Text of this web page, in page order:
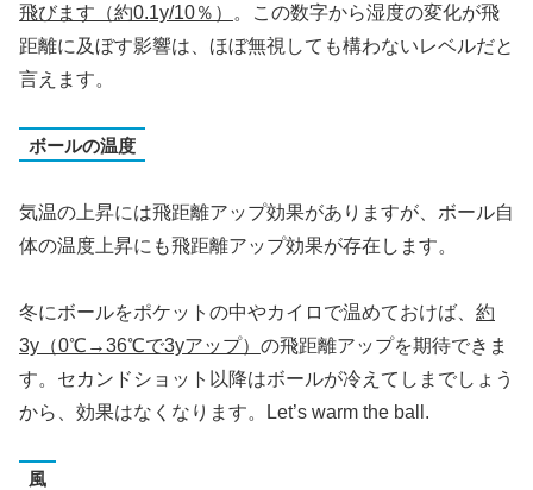
飛びます（約0.1y/10％）
。この数字から湿度の変化が飛
距離に及ぼす影響は、ほぼ無視しても構わないレベルだと
言えます。
ボールの温度
気温の上昇には飛距離アップ効果がありますが、ボール自
体の温度上昇にも飛距離アップ効果が存在します。
冬にボールをポケットの中やカイロで温めておけば、 約
3y（0℃→36℃で3yアップ） の飛距離アップを期待できま
す。セカンドショット以降はボールが冷えてしまでしょう
から、効果はなくなります。Let’s warm the ball.
風